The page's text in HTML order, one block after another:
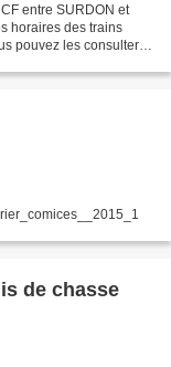
entre SURDON et
horaires des trains
pouvez les consulter
de chasse